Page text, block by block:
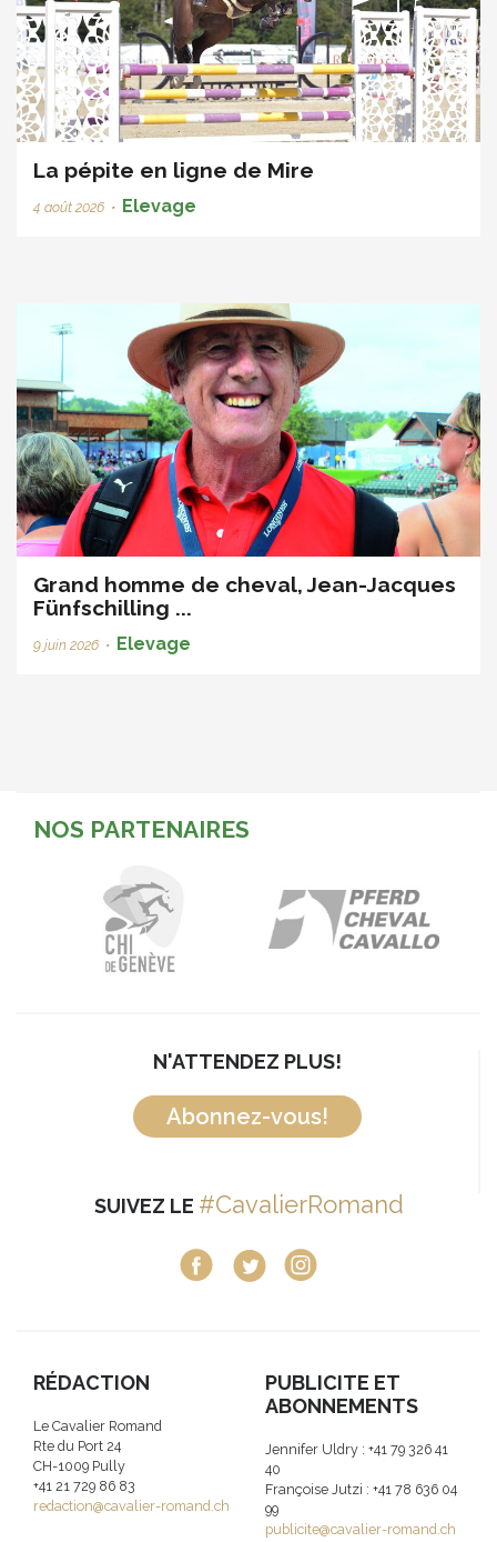
La pépite en ligne de Mire
4 août 2026 • Elevage
Grand homme de cheval, Jean-Jacques
Fünfschilling ...
9 juin 2026 • Elevage
NOS PARTENAIRES
N'ATTENDEZ PLUS!
Abonnez-vous!
SUIVEZ LE #CavalierRomand
RÉDACTION
Le Cavalier Romand
Rte du Port 24
CH-1009 Pully
+41 21 729 86 83
redaction@cavalier-romand.ch
PUBLICITE ET
ABONNEMENTS
Jennifer Uldry : +41 79 326 41
40
Françoise Jutzi : +41 78 636 04
99
publicite@cavalier-romand.ch